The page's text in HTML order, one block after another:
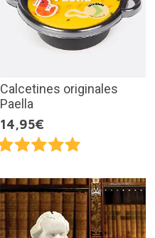
Calcetines originales
Paella
14,95€